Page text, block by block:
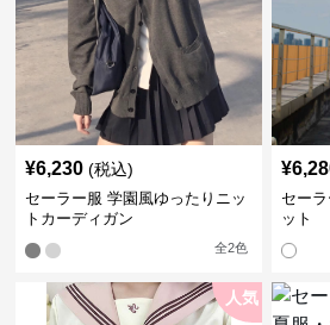
¥6,230 (税込)
セーラー服 学園風ゆったりニッ
トカーディガン
全2色
¥
セー
ット
人気